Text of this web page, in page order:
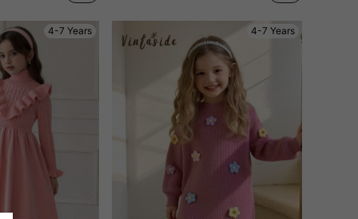
4-7 Years 4-7 Years